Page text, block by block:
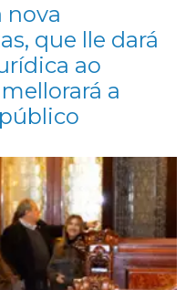
nova
que lle dará
ao
a